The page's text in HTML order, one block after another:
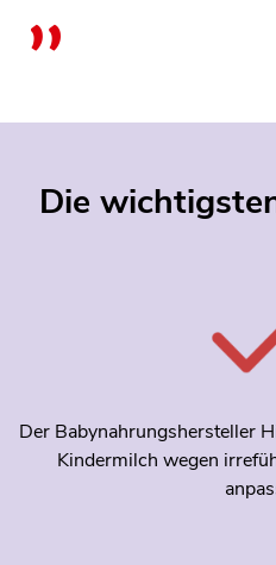
Die
Der Babynahrungshersteller
Kindermilch wegen